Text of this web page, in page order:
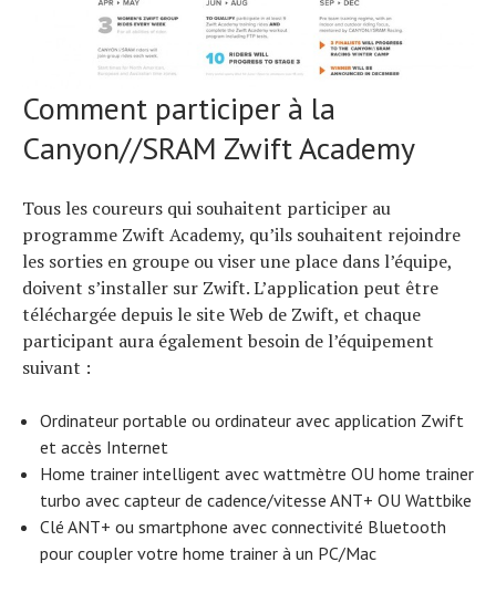
Comment participer à la
Canyon//SRAM Zwift Academy
Tous les coureurs qui souhaitent participer au
programme Zwift Academy, qu’ils souhaitent rejoindre
les sorties en groupe ou viser une place dans l’équipe,
doivent s’installer sur Zwift. L’application peut être
téléchargée depuis le site Web de Zwift, et chaque
participant aura également besoin de l’équipement
suivant :
Ordinateur portable ou ordinateur avec application Zwift
et accès Internet
Home trainer intelligent avec wattmètre OU home trainer
turbo avec capteur de cadence/vitesse ANT+ OU Wattbike
Clé ANT+ ou smartphone avec connectivité Bluetooth
pour coupler votre home trainer à un PC/Mac